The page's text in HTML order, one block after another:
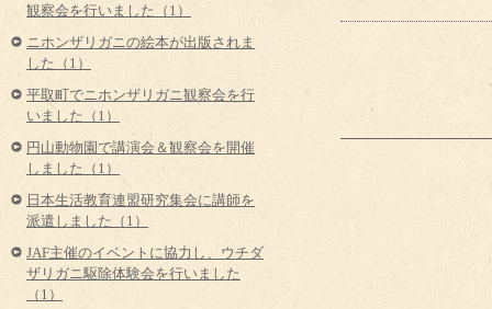
観察会を行いました（1）
ニホンザリガニの絵本が出版されま
した（1）
平取町でニホンザリガニ観察会を行
いました（1）
円山動物園で講演会＆観察会を開催
しました（1）
日本生活教育連盟研究集会に講師を
派遣しました（1）
JAF主催のイベントに協力し、ウチダ
ザリガニ駆除体験会を行いました
（1）